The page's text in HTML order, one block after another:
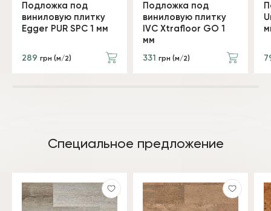
Подложка под
виниловую плитку
Egger PUR SPC 1 мм
289 грн (м/2)
Подложка под
виниловую плитку
IVC Xtrafloor GO 1
мм
331 грн (м/2)
Специальное предложение